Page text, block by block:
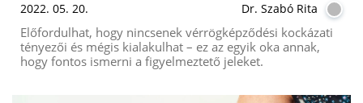
2022. 05. 20. Dr. Szabó Rita
Előfordulhat, hogy nincsenek vérrögképződési kockázati
tényezői és mégis kialakulhat – ez az egyik oka annak,
hogy fontos ismerni a figyelmeztető jeleket.